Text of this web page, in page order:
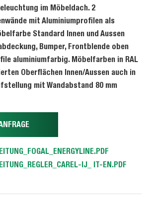
im Möbeldach. 2
mit Aluminiumprofilen als
Standard Innen und Aussen
Bumper, Frontblende oben
aluminiumfarbig. Möbelfarben in RAL
Oberflächen Innen/Aussen auch in
mit Wandabstand 80 mm
IJ_ IT-EN.PDF